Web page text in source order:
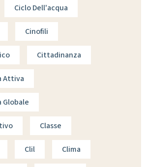
Ciclo Dell'acqua
Cinofili
Cittadinanza
Attiva
Classe
Clil Clima